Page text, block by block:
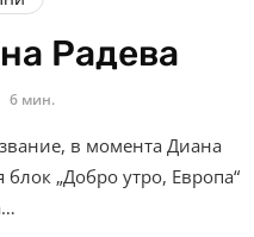
Радева
6 мин.
в момента Диана
„Добро утро, Европа“